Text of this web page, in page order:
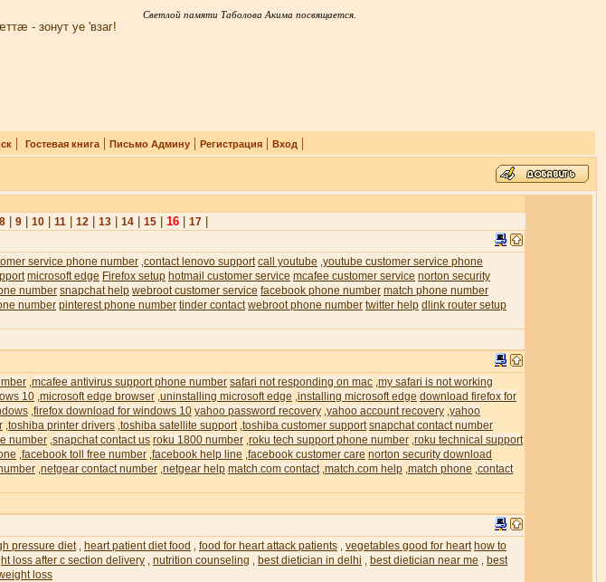
Светлой памяти Таболова Акима посвящается.
- зонут уе 'взаг!
| Гостевая книга| Письмо Админу| Регистрация| Вход |
8| 9| 10| 11| 12| 13| 14| 15| 16| 17|
service phone number contact lenovo support call youtube youtube customer service phone
microsoft edge Firefox setup hotmail customer service mcafee customer service norton security
number snapchat help webroot customer service facebook phone number match phone number
number pinterest phone number tinder contact webroot phone number twitter help dlink router setup
mcafee antivirus support phone number safari not responding on mac my safari is not working
10 microsoft edge browser uninstalling microsoft edge installing microsoft edge download firefox for
firefox download for windows 10 yahoo password recovery yahoo account recovery yahoo
toshiba printer drivers toshiba satellite support toshiba customer support snapchat contact number
number snapchat contact us roku 1800 number roku tech support phone number roku technical support
facebook toll free number facebook help line facebook customer care norton security download
netgear contact number netgear help match.com contact match.com help match phone contact
pressure diet, heart patient diet food food for heart attack patients vegetables good for heart how to
loss after c section delivery nutrition counseling best dietician in delhi best dietician near me
best
loss